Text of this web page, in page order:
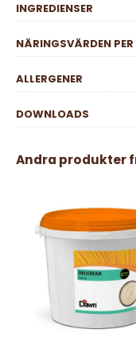
INGREDIENSER
NÄRINGSVÄRDEN
ALLERGENER
DOWNLOADS
Andra produkter